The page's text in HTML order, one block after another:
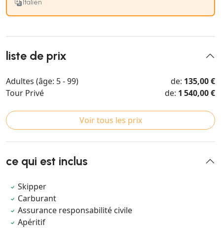
Italien
liste de prix
Adultes (âge: 5 - 99) de: 135,00 €
Tour Privé
de: 1 540,00 €
Voir tous les prix
ce qui est inclus
Skipper
Carburant
Assurance responsabilité civile
Apéritif